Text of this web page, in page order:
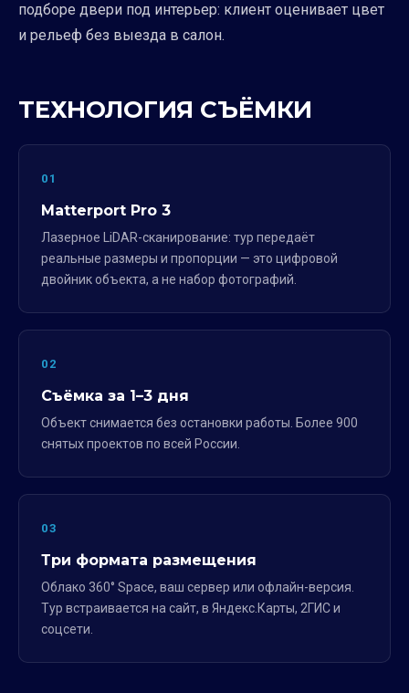
подборе двери под интерьер: клиент оценивает цвет
и рельеф без выезда в салон.
ТЕХНОЛОГИЯ СЪЁМКИ
01
Matterport Pro 3
Лазерное LiDAR-сканирование: тур передаёт
реальные размеры и пропорции — это цифровой
двойник объекта, а не набор фотографий.
02
Съёмка за 1–3 дня
Объект снимается без остановки работы. Более 900
снятых проектов по всей России.
03
Три формата размещения
Облако 360° Space, ваш сервер или офлайн-версия.
Тур встраивается на сайт, в Яндекс.Карты, 2ГИС и
соцсети.